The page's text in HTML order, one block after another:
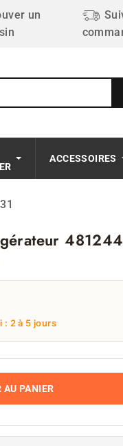
un
ACCESSOIRES
: 2 à 5 jours
AU PANIER